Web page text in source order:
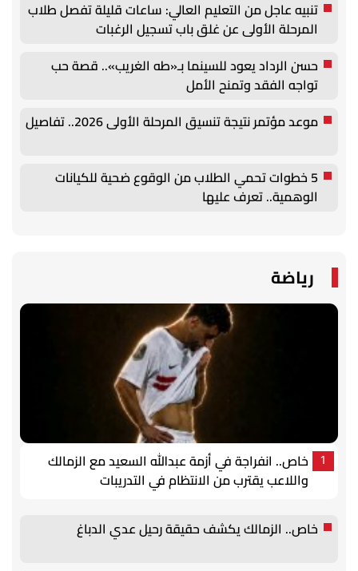
تنبيه عاجل من التعليم العالي: ساعات قليلة تفصل طلاب
المرحلة الأولى عن غلق باب تسجيل الرغبات
حسن الرداد يعود للسينما بـ«طه الغريب».. قصة حب
تواجه الفقد وتمنح الأمل
موعد مؤتمر نتيجة تنسيق المرحلة الأولى 2026.. تفاصيل
5 خطوات تحمي الطلاب من الوقوع ضحية للكيانات
الوهمية.. تعرف عليها
رياضة
1
خاص.. انفراجة في أزمة عبدالله السعيد مع الزمالك
واللاعب يقترب من الانتظام في التدريبات
خاص.. الزمالك يكشف حقيقة رحيل عدي الدباغ